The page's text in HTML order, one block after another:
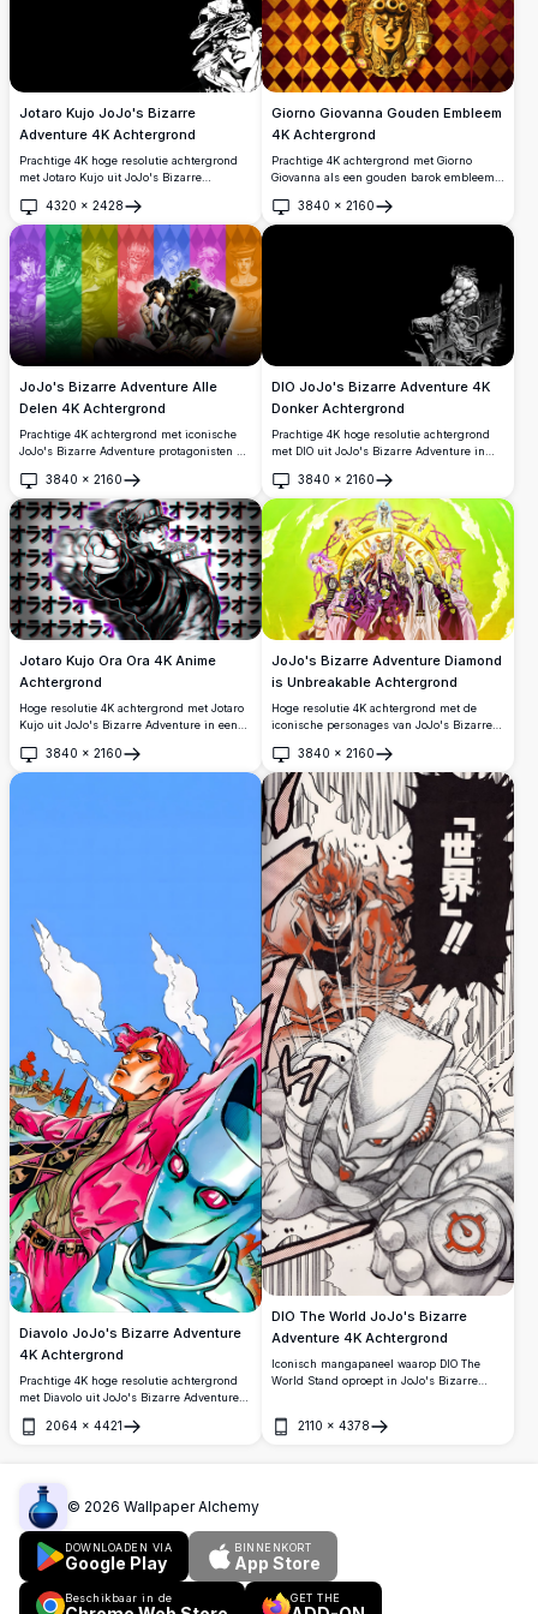
Jotaro Kujo JoJo's Bizarre
Adventure 4K Achtergrond
Prachtige 4K hoge resolutie achtergrond
met Jotaro Kujo uit JoJo's Bizarre
manga kunststijl. Perfect voor desktop en
breedbeeldschermen.
4320 × 2428
Openen
Giorno Giovanna Gouden Embleem
4K Achtergrond
Prachtige 4K achtergrond met Giorno
Giovanna als een gouden barok embleem
Wind. Tegen een rijke rood en goud
diamantpatroon achtergrond straalt dit
3840 × 2160
Openen
JoJo's Bizarre Adventure Alle
Delen 4K Achtergrond
Prachtige 4K achtergrond met iconische
JoJo's Bizarre Adventure protagonisten uit
omringd door levendige gekleurde
panelen die elke JoJo-generatie
vertegenwoordigen in hoogresolutie
anime-kunststijl.
3840 × 2160
Openen
DIO JoJo's Bizarre Adventure 4K
Donker Achtergrond
Prachtige 4K hoge resolutie achtergrond
met DIO uit JoJo's Bizarre Adventure in
gespierde figuur zit bovenop gotische
architectuur tegen een dramatische zwarte
achtergrond, weergegeven in opvallend
monochroom detail.
3840 × 2160
Openen
Jotaro Kujo Ora Ora 4K Anime
Achtergrond
Hoge resolutie 4K achtergrond met Jotaro
Kujo uit JoJo's Bizarre Adventure in een
effecten en herhalende 'オラオラ' (Ora Ora)
katakana-tekst op een gestileerde
3840 × 2160
Openen
JoJo's Bizarre Adventure Diamond
is Unbreakable Achtergrond
Hoge resolutie 4K achtergrond met de
iconische personages van JoJo's Bizarre
Personages in paarse uniformen staan fier
tegen een levendige groene achtergrond
met een gouden Justice-embleem.
3840 × 2160
Openen
Diavolo JoJo's Bizarre Adventure
4K Achtergrond
Prachtige 4K hoge resolutie achtergrond
met Diavolo uit JoJo's Bizarre Adventure
tinten, dynamische compositie met King
2064 × 4421
Openen
DIO The World JoJo's Bizarre
Adventure 4K Achtergrond
Iconisch mangapaneel waarop DIO The
World Stand oproept in JoJo's Bizarre
achtergrond met gedurfde rode en zwarte
tinten, dynamische actielijnen en de
2110 × 4378
Openen
© 2026 Wallpaper Alchemy
DOWNLOADEN VIA
Google Play
BINNENKORT
App Store
Beschikbaar in de GET THE